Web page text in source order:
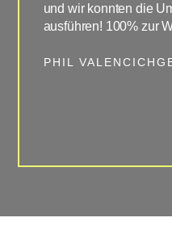
und wir konnten die
ausführen! 100% zur
PHIL VALENCICH